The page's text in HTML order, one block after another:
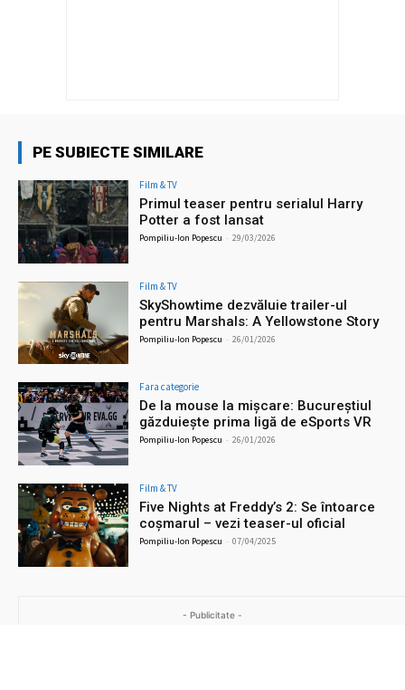
PE SUBIECTE SIMILARE
Film & TV
Primul teaser pentru serialul Harry
Potter a fost lansat
Pompiliu-Ion Popescu - 29/03/2026
Film & TV
SkyShowtime dezvăluie trailer-ul
pentru Marshals: A Yellowstone Story
Pompiliu-Ion Popescu - 26/01/2026
Fara categorie
De la mouse la mișcare: Bucureștiul
găzduiește prima ligă de eSports VR
Pompiliu-Ion Popescu - 26/01/2026
Film & TV
Five Nights at Freddy’s 2: Se întoarce
coșmarul – vezi teaser-ul oficial
Pompiliu-Ion Popescu - 07/04/2025
- Publicitate -